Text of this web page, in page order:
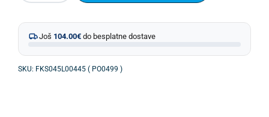
Još 104.00€ do besplatne dostave
SKU: FKS045L00445 ( PO0499 )